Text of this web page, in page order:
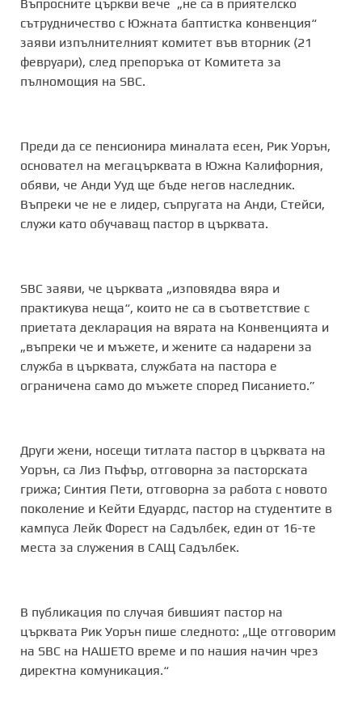
Въпросните църкви вече „не са в приятелско
сътрудничество с Южната баптистка конвенция“
заяви изпълнителният комитет във вторник (21
февруари), след препоръка от Комитета за
пълномощия на SBC.
Преди да се пенсионира миналата есен, Рик Уорън,
основател на мегацърквата в Южна Калифорния,
обяви, че Анди Ууд ще бъде негов наследник.
Въпреки че не е лидер, съпругата на Анди, Стейси,
служи като обучаващ пастор в църквата.
SBC заяви, че църквата „изповядва вяра и
практикува неща“, които не са в съответствие с
приетата декларация на вярата на Конвенцията и
„въпреки че и мъжете, и жените са надарени за
служба в църквата, службата на пастора е
ограничена само до мъжете според Писанието.”
Други жени, носещи титлата пастор в църквата на
Уорън, са Лиз Пъфър, отговорна за пасторската
грижа; Синтия Пети, отговорна за работа с новото
поколение и Кейти Едуардс, пастор на студентите в
кампуса Лейк Форест на Садълбек, един от 16-те
места за служения в САЩ Садълбек.
В публикация по случая бившият пастор на
църквата Рик Уорън пише следното: „Ще отговорим
на SBC на НАШЕТО време и по нашия начин чрез
директна комуникация.“